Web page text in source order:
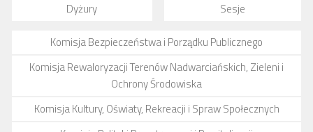
Dyżury Sesje
Komisja Bezpieczeństwa i Porządku Publicznego
Komisja Rewaloryzacji Terenów Nadwarciańskich, Zieleni i
Ochrony Środowiska
Komisja Kultury, Oświaty, Rekreacji i Spraw Społecznych